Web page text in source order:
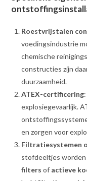
Roestvrijstalen
voedingsindustrie
chemische
constructies zijn
duurzaamheid.
ATEX-certificering
explosiegevaarlijk.
en zorgen voor
Filtratiesystemen
stofdeeltjes worden
filters of actieve